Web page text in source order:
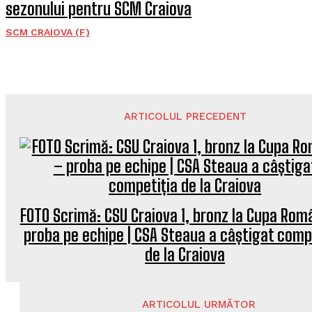
sezonului pentru SCM Craiova
SCM CRAIOVA (F)
ARTICOLUL PRECEDENT
FOTO Scrimă: CSU Craiova 1, bronz la Cupa
proba pe echipe | CSA Steaua a câștigat
de la Craiova
ARTICOLUL URMĂTOR